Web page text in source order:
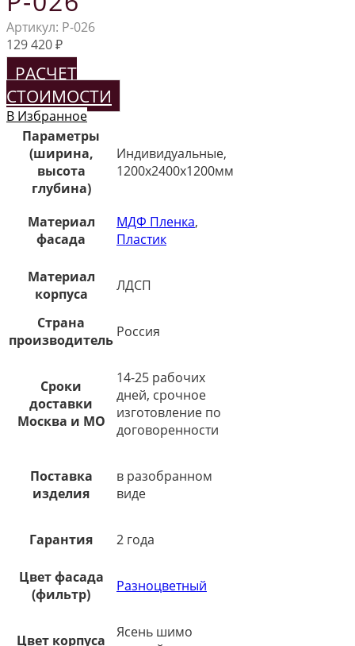
Артикул: Р-026
129 420₽
РАСЧЕТ
СТОИМОСТИ
В Избранное
Параметры
(ширина,
высота
глубина)
Индивидуальные,
1200х2400х1200мм
Материал
фасада
МДФ Пленка,
Пластик
Материал
корпуса
ЛДСП
Страна
производитель Россия
Сроки
доставки
Москва и МО
14-25 рабочих
дней, срочное
изготовление по
договоренности
Поставка
изделия
в разобранном
виде
Гарантия 2 года
Цвет фасада
(фильтр)
Разноцветный
Цвет корпуса
Ясень шимо